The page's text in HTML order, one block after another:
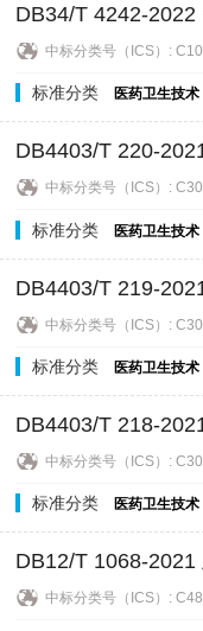
中标分类号（ICS）:C10
标准分类 医药卫生技术
中标分类号（ICS）:C30
标准分类 医药卫生技术
中标分类号（ICS）:C30
标准分类 医药卫生技术
中标分类号（ICS）:C30
标准分类 医药卫生技术
中标分类号（ICS）:C48